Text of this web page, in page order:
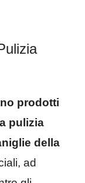
prodotti
pulizia
della
ad